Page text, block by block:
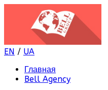
EN / UA
Главная
Bell Agency